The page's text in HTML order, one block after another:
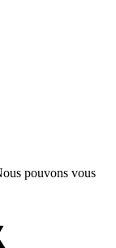
pouvons vous